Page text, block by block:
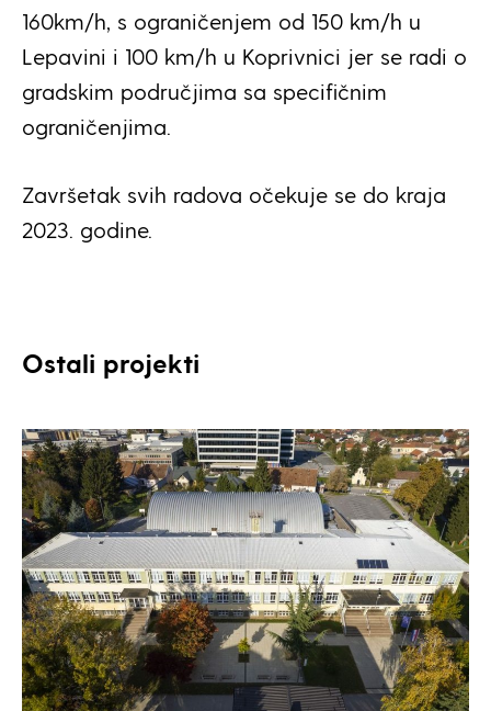
160km/h, s ograničenjem od 150 km/h u
Lepavini i 100 km/h u Koprivnici jer se radi o
gradskim područjima sa specifičnim
ograničenjima.
Završetak svih radova očekuje se do kraja
2023. godine.
Ostali projekti